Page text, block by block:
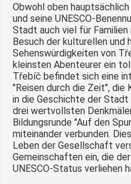
Obwohl oben
und seine UNESCO-
Stadt auch viel für Familien
Besuch der kulturellen und
Sehenswürdigkeiten von
kleinsten Abenteurer ein
Třebíč befindet sich eine
"Reisen durch die Zeit", die
in die Geschichte der
drei wertvollsten
Bildungsrunde "Auf den
miteinander verbunden.
Leben der Gesellschaft
Gemeinschaften ein, die
UNESCO-Status verliehen